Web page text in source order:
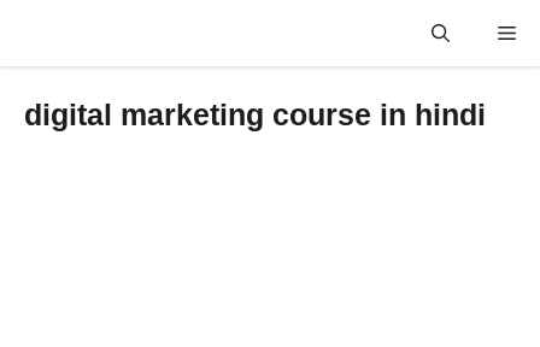
digital marketing course in hindi